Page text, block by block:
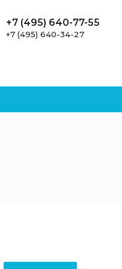
+7 (495) 640-77-55
+7 (495) 640-34-27